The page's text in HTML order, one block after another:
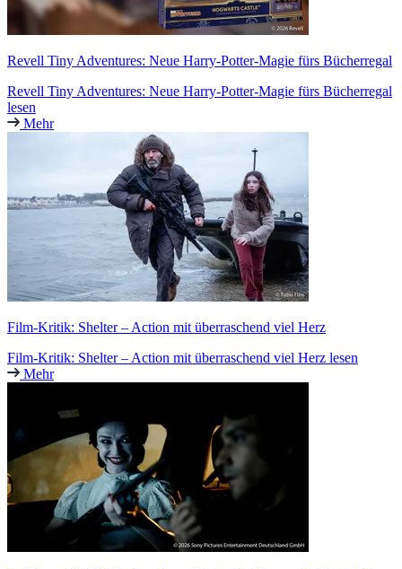
Revell Tiny Adventures: Neue Harry-Potter-Magie fürs Bücherregal
Revell Tiny Adventures: Neue Harry-Potter-Magie fürs Bücherregal
lesen
Mehr
Film-Kritik: Shelter – Action mit überraschend viel Herz
Film-Kritik: Shelter – Action mit überraschend viel Herz lesen
Mehr